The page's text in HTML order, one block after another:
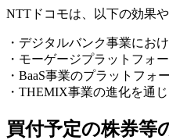
NTTドコモは、以下の効果
・デジタルバンク事業にお
・モーゲージプラットフォ
・BaaS事業のプラットフォ
・THEMIX事業の進化を通
買付予定の株券等